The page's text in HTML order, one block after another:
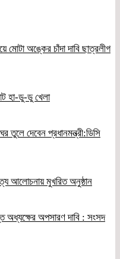
মোটা অঙ্কের চাঁদা দাবি ছাত্রলীগ
হা-ডু-ডু খেলা
তুলে দেবেন প্রধানমন্ত্রী:ডিসি
আলোচনায় মুখরিত অনুষ্ঠান
অধ্যক্ষের অপসারণ দাবি : সংসদ